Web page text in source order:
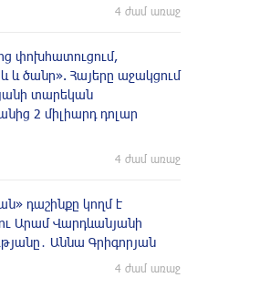
4 ժամ առաջ
փոխհատուցում,
և ծանր». Հայերը աջակցում
տարեկան
2 միլիարդ դոլար
4 ժամ առաջ
դաշինքը կողմ է
Արամ Վարդևանյանի
Աննա Գրիգորյան
4 ժամ առաջ